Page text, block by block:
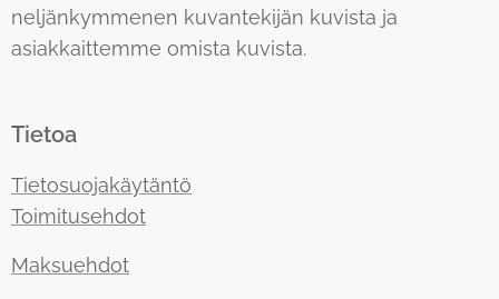
neljänkymmenen kuvantekijän kuvista ja
asiakkaittemme omista kuvista.
Tietoa
Tietosuojakäytäntö
Toimitusehdot
Maksuehdot